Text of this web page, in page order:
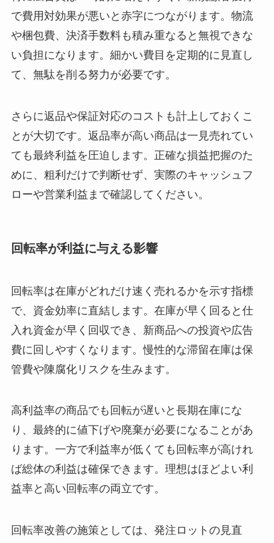
で費用対効果が悪いと赤字につながります。物流
や梱包費、決済手数料も積み重なると無視できな
い負担になります。細かい費目を定期的に見直し
て、無駄を削る努力が必要です。
さらに返品や保証対応のコストも計上しておくこ
とが大切です。返品率が高い商品は一見売れてい
ても最終利益を圧迫します。正確な損益把握のた
めに、粗利だけで判断せず、実際のキャッシュフ
ローや営業利益まで確認してください。
回転率が利益に与える影響
回転率は在庫がどれだけ速く売れるかを示す指標
で、資金効率に直結します。在庫が早く回ると仕
入れ資金が早く回収でき、新商品への投資や広告
費に回しやすくなります。慢性的な滞留在庫は保
管費や陳腐化リスクを生みます。
高利益率の商品でも回転が遅いと長期在庫にな
り、最終的に値下げや廃棄が必要になることがあ
ります。一方で利益率が低くても回転率が高けれ
ば総体の利益は確保できます。理想はほどよい利
益率と高い回転率の両立です。
回転率改善の施策としては、発注ロットの見直